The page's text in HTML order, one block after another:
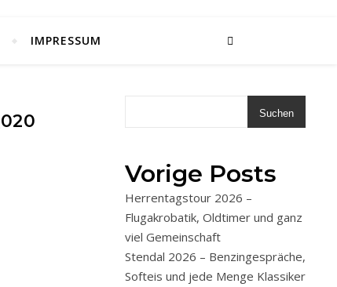
IMPRESSUM
Suchen
Vorige Posts
Herrentagstour 2026 –
Flugakrobatik, Oldtimer und ganz
viel Gemeinschaft
Stendal 2026 – Benzingespräche,
Softeis und jede Menge Klassiker